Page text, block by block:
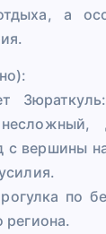
а
с вершины
по
региона.